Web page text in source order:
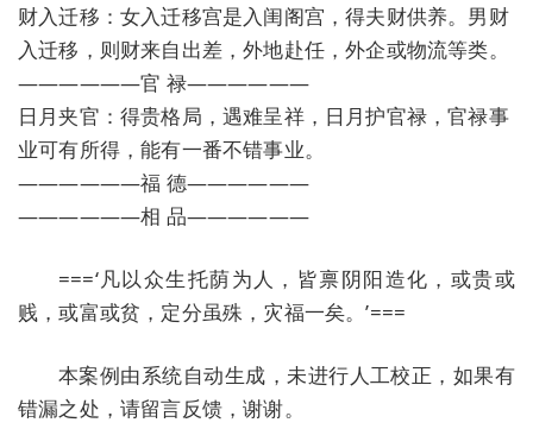
财入迁移：女入迁移宫是入闺阁宫，得夫财供养。男财
入迁移，则财来自出差，外地赴任，外企或物流等类。
——————官 禄——————
日月夹官：得贵格局，遇难呈祥，日月护官禄，官禄事
业可有所得，能有一番不错事业。
——————福 德——————
——————相 品——————
===‘凡以众生托荫为人，皆禀阴阳造化，或贵或
贱，或富或贫，定分虽殊，灾福一矣。’===
本案例由系统自动生成，未进行人工校正，如果有
错漏之处，请留言反馈，谢谢。